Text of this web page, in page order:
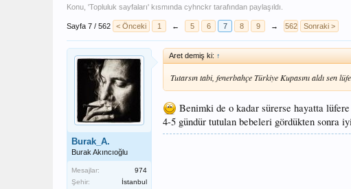
Konu, 'Topluluk sayfaları' kısmında cyhnckr tarafından paylaşıldı.
Sayfa 7 / 562 < Önceki 1 ← 5 6 7 8 9 → 562 Sonraki >
Burak_A.
Burak Akıncıoğlu
Mesajlar:
974
Şehir:
İstanbul
Aret demiş ki: ↑
Tutarsın tabi, fenerbahçe Türkiye Kupasını aldı sen
Benimki de o kadar sürerse hayatta
4-5 gündür tutulan bebeleri gördükten sonra